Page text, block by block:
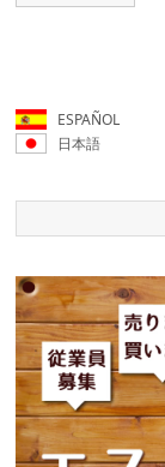
ESPAÑOL
日本語